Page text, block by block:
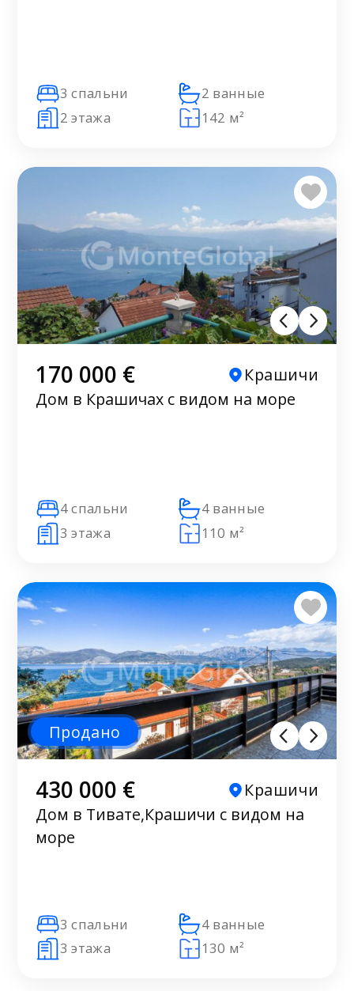
3 спальни
2 ванные
2 этажа
142 м²
170 000 €
Крашичи
Дом в Крашичах с видом на море
4 спальни
4 ванные
3 этажа
110 м²
Продано
430 000 €
Крашичи
Дом в Тивате,Крашичи с видом на
море
3 спальни
4 ванные
3 этажа
130 м²